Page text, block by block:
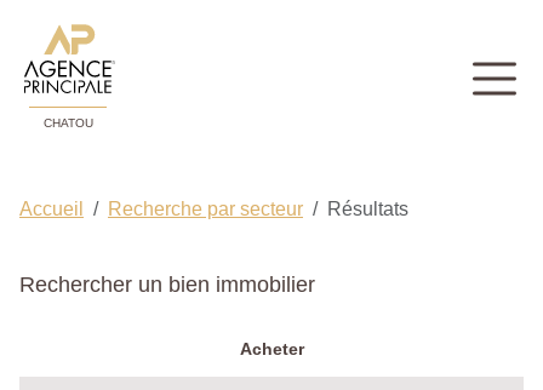
CHATOU
Accueil Recherche par secteur Résultats
Rechercher un bien immobilier
Acheter